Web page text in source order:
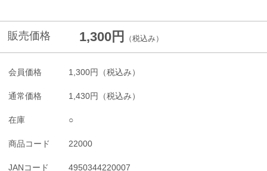
販売価格 1,300円 （税込み）
会員価格 1,300円 （税込み）
通常価格 1,430円 （税込み）
在庫 ○
商品コード 22000
JANコード 4950344220007